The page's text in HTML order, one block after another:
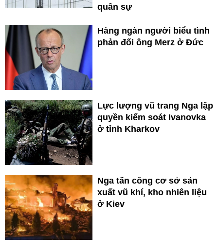
quân sự
Hàng ngàn người biểu tình
phản đối ông Merz ở Đức
Lực lượng vũ trang Nga lập
quyền kiểm soát Ivanovka
ở tỉnh Kharkov
Nga tấn công cơ sở sản
xuất vũ khí, kho nhiên liệu
ở Kiev